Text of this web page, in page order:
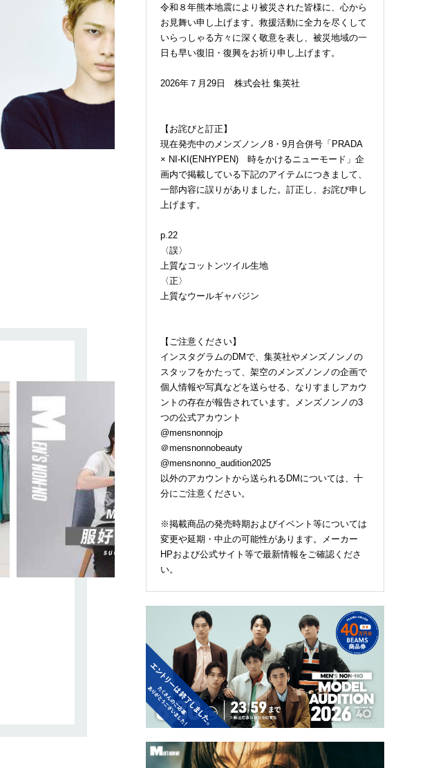
2026.07.09
令和８年熊本地震により被災された皆様に、心から
お見舞い申し上げます。救援活動に全力を尽くして
いらっしゃる方々に深く敬意を表し、被災地域の一
日も早い復旧・復興をお祈り申し上げます。
2026年７月29日 株式会社 集英社
【お詫びと訂正】
現在発売中のメンズノンノ8・9月合併号「PRADA
× NI-KI(ENHYPEN) 時をかけるニューモード」企
画内で掲載している下記のアイテムにつきまして、
一部内容に誤りがありました。訂正し、お詫び申し
上げます。
p.22
〈誤〉
上質なコットンツイル生地
〈正〉
上質なウールギャバジン
【ご注意ください】
インスタグラムのDMで、集英社やメンズノンノの
スタッフをかたって、架空のメンズノンノの企画で
個人情報や写真などを送らせる、なりすましアカウ
ントの存在が報告されています。メンズノンノの3
つの公式アカウント
@mensnonnojp
＠mensnonnobeauty
@mensnonno_audition2025
以外のアカウントから送られるDMについては、十
分にご注意ください。
※掲載商品の発売時期およびイベント等については
変更や延期・中止の可能性があります。メーカー
HPおよび公式サイト等で最新情報をご確認くださ
い。